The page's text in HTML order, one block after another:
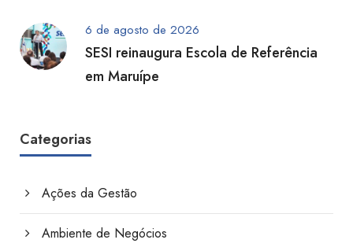
6 de agosto de 2026
SESI reinaugura Escola de Referência
em Maruípe
Categorias
Ações da Gestão
Ambiente de Negócios